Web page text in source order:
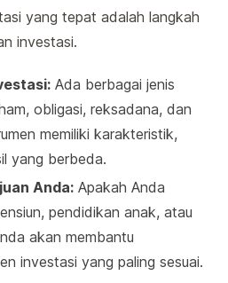
yang tepat adalah langkah
investasi.
Ada berbagai jenis
obligasi, reksadana, dan
memiliki karakteristik,
yang berbeda.
Anda: Apakah Anda
pendidikan anak, atau
akan membantu
investasi yang paling sesuai.